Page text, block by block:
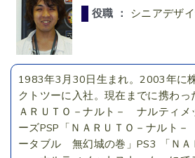
役職 ： シニアデザ
1983年3月30日生まれ。2003年に
クトツーに入社。現在までに携わっ
ＡＲＵＴＯ－ナルト－ ナルティメ
ーズPSP「ＮＡＲＵＴＯ－ナルト
ータブル 無幻城の巻」PS3 「ＮＡ